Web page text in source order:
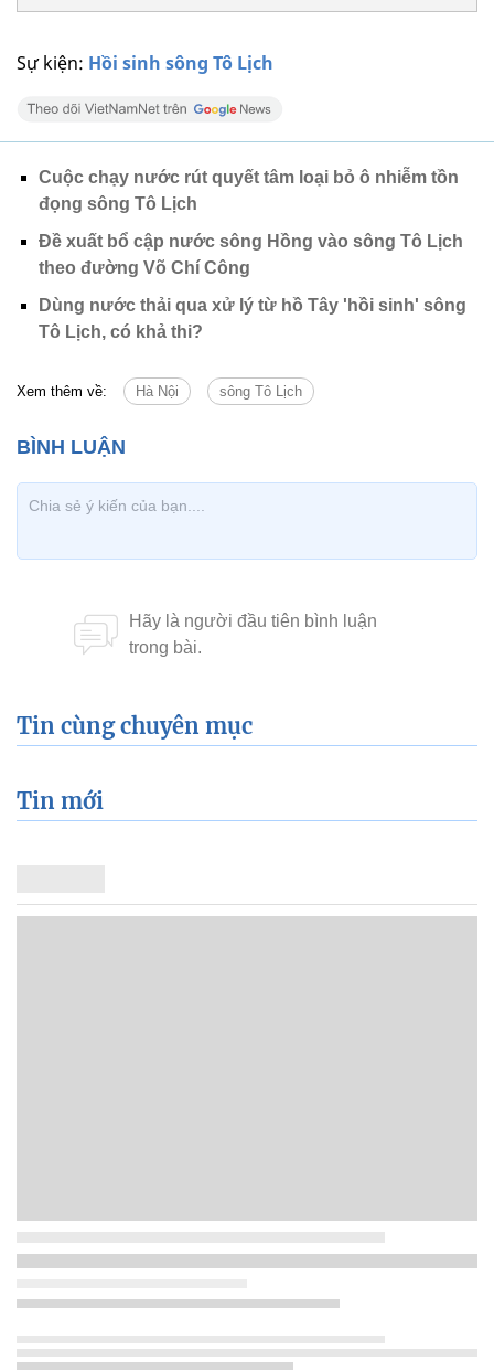
Sự kiện: Hồi sinh sông Tô Lịch
Cuộc chạy nước rút quyết tâm loại bỏ ô nhiễm tồn
đọng sông Tô Lịch
Đề xuất bổ cập nước sông Hồng vào sông Tô Lịch
theo đường Võ Chí Công
Dùng nước thải qua xử lý từ hồ Tây 'hồi sinh' sông
Tô Lịch, có khả thi?
Xem thêm về: Hà Nội sông Tô Lịch
Tin cùng chuyên mục
Tin mới